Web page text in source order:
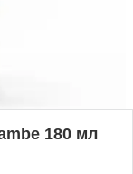
180 мл